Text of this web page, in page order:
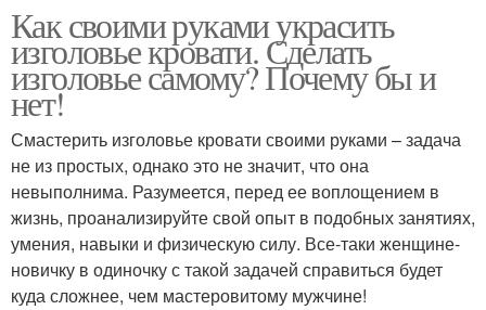
Как своими руками украсить
изголовье кровати. Сделать
изголовье самому? Почему бы и
нет!
Смастерить изголовье кровати своими руками – задача
не из простых, однако это не значит, что она
невыполнима. Разумеется, перед ее воплощением в
жизнь, проанализируйте свой опыт в подобных занятиях,
умения, навыки и физическую силу. Все-таки женщине-
новичку в одиночку с такой задачей справиться будет
куда сложнее, чем мастеровитому мужчине!